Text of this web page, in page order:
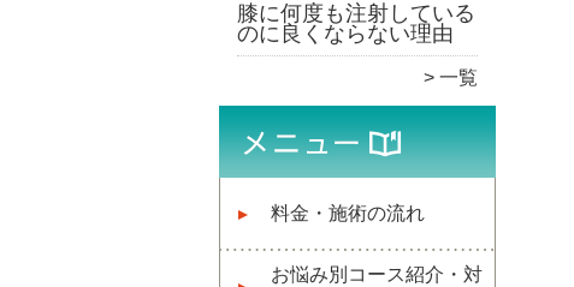
膝に何度も注射している
のに良くならない理由
一覧
料金・施術の流れ
お悩み別コース紹介・対